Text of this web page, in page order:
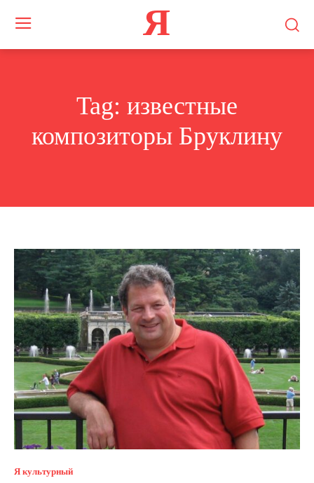
Я
Tag: известные
композиторы Бруклину
Я культурный